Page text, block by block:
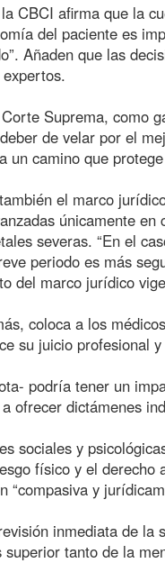
CBCI afirma que la
del paciente es
Añaden que las
Suprema, como
de velar por el
un camino que
el marco
únicamente
severas. “En el
periodo es más
del marco jurídico
coloca a los
su juicio profesional
podría tener un
ofrecer dictámenes
sociales y
físico y el
“compasiva y
inmediata de
tanto de la